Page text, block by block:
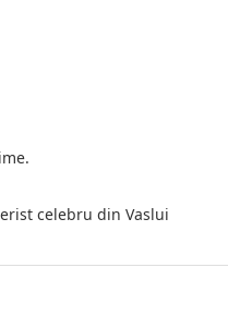
celebru din Vaslui